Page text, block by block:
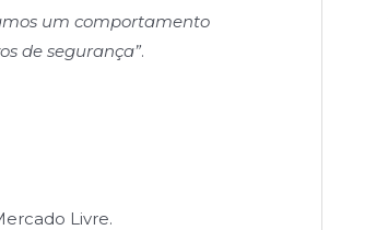
um comportamento
de segurança”.
Livre.